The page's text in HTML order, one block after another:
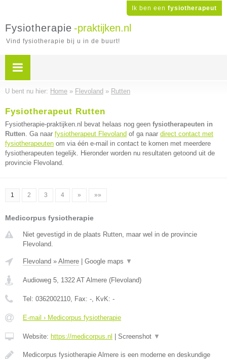
Ik ben een fysiotherapeut
Fysiotherapie -praktijken.nl
Vind fysiotherapie bij u in de buurt!
U bent nu hier: Home » Flevoland » Rutten
Fysiotherapeut Rutten
Fysiotherapie-praktijken.nl bevat helaas nog geen fysiotherapeuten in
Rutten. Ga naar fysiotherapeut Flevoland of ga naar direct contact met
fysiotherapeuten om via één e-mail in contact te komen met meerdere
fysiotherapeuten tegelijk. Hieronder worden nu resultaten getoond uit de
provincie Flevoland.
1 2 3 4 » »»
Medicorpus fysiotherapie
Niet gevestigd in de plaats Rutten, maar wel in de provincie
Flevoland.
Flevoland » Almere Google maps ▼
Audioweg 5, 1322 AT Almere (Flevoland)
Tel: 0362002110, Fax: -, KvK: -
E-mail › Medicorpus fysiotherapie
Website: https://medicorpus.nl Screenshot ▼
Medicorpus fysiotherapie Almere is een moderne en deskundige